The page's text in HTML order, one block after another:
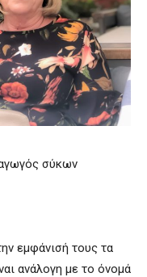
σύκων
εμφάνισή τους τα
ανάλογη με το όνομά